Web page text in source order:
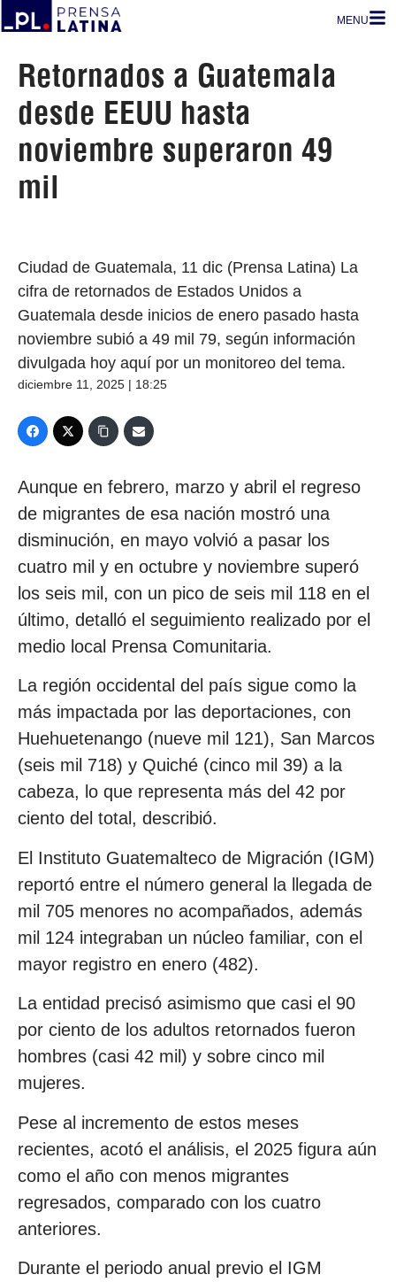
MENU
Retornados a Guatemala
desde EEUU hasta
noviembre superaron 49
mil
Ciudad de Guatemala, 11 dic (Prensa Latina) La
cifra de retornados de Estados Unidos a
Guatemala desde inicios de enero pasado hasta
noviembre subió a 49 mil 79, según información
divulgada hoy aquí por un monitoreo del tema.
diciembre 11, 2025 | 18:25
Aunque en febrero, marzo y abril el regreso
de migrantes de esa nación mostró una
disminución, en mayo volvió a pasar los
cuatro mil y en octubre y noviembre superó
los seis mil, con un pico de seis mil 118 en el
último, detalló el seguimiento realizado por el
medio local Prensa Comunitaria.
La región occidental del país sigue como la
más impactada por las deportaciones, con
Huehuetenango (nueve mil 121), San Marcos
(seis mil 718) y Quiché (cinco mil 39) a la
cabeza, lo que representa más del 42 por
ciento del total, describió.
El Instituto Guatemalteco de Migración (IGM)
reportó entre el número general la llegada de
mil 705 menores no acompañados, además
mil 124 integraban un núcleo familiar, con el
mayor registro en enero (482).
La entidad precisó asimismo que casi el 90
por ciento de los adultos retornados fueron
hombres (casi 42 mil) y sobre cinco mil
mujeres.
Pese al incremento de estos meses
recientes, acotó el análisis, el 2025 figura aún
como el año con menos migrantes
regresados, comparado con los cuatro
anteriores.
Durante el periodo anual previo el IGM